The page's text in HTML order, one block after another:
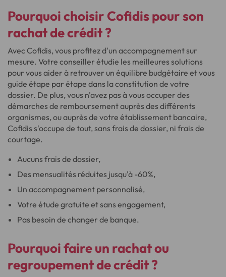
Pourquoi choisir Cofidis pour son
rachat de crédit ?
Avec Cofidis, vous profitez d'un accompagnement sur
mesure. Votre conseiller étudie les meilleures solutions
pour vous aider à retrouver un équilibre budgétaire et vous
guide étape par étape dans la constitution de votre
dossier. De plus, vous n'avez pas à vous occuper des
démarches de remboursement auprès des différents
organismes, ou auprès de votre établissement bancaire,
Cofidis s'occupe de tout, sans frais de dossier, ni frais de
courtage.
Aucuns frais de dossier,
Des mensualités réduites jusqu'à -60%,
Un accompagnement personnalisé,
Votre étude gratuite et sans engagement,
Pas besoin de changer de banque.
Pourquoi faire un rachat ou
regroupement de crédit ?